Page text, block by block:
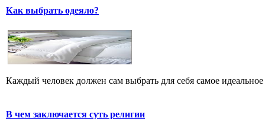
Как выбрать одеяло?
Каждый человек должен сам выбрать для себя самое
В чем заключается суть религии